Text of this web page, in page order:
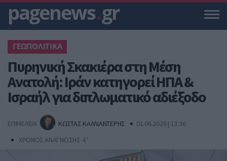
pagenews.gr
ΓΕΩΠΟΛΙΤΙΚΑ
Πυρηνική Σκακιέρα στη Μέση
Ανατολή: Ιράν κατηγορεί ΗΠΑ &
Ισραήλ για διπλωματικό αδιέξοδο
ΕΠΙΜΕΛΕΙΑ ΚΩΣΤΑΣ ΚΑΛΛΙΑΝΤΕΡΗΣ
01.06.2026 | 13:36
ΧΡΟΝΟΣ ΑΝΑΓΝΩΣΗΣ 4 '